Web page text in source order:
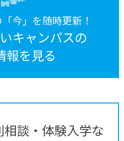
今」を随時更新！
キャンパスの
報を見る
談・体験入学な